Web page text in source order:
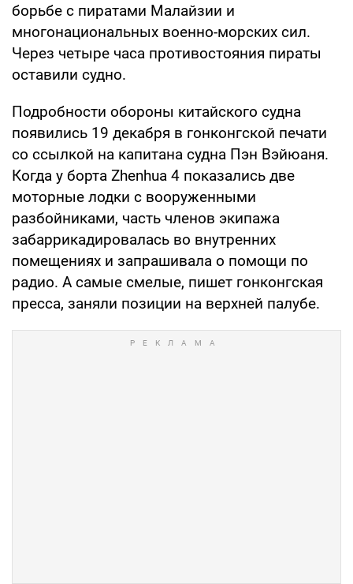
борьбе с пиратами Малайзии и
многонациональных военно-морских сил.
Через четыре часа противостояния пираты
оставили судно.
Подробности обороны китайского судна
появились 19 декабря в гонконгской печати
со ссылкой на капитана судна Пэн Вэйюаня.
Когда у борта Zhenhua 4 показались две
моторные лодки с вооруженными
разбойниками, часть членов экипажа
забаррикадировалась во внутренних
помещениях и запрашивала о помощи по
радио. А самые смелые, пишет гонконгская
пресса, заняли позиции на верхней палубе.